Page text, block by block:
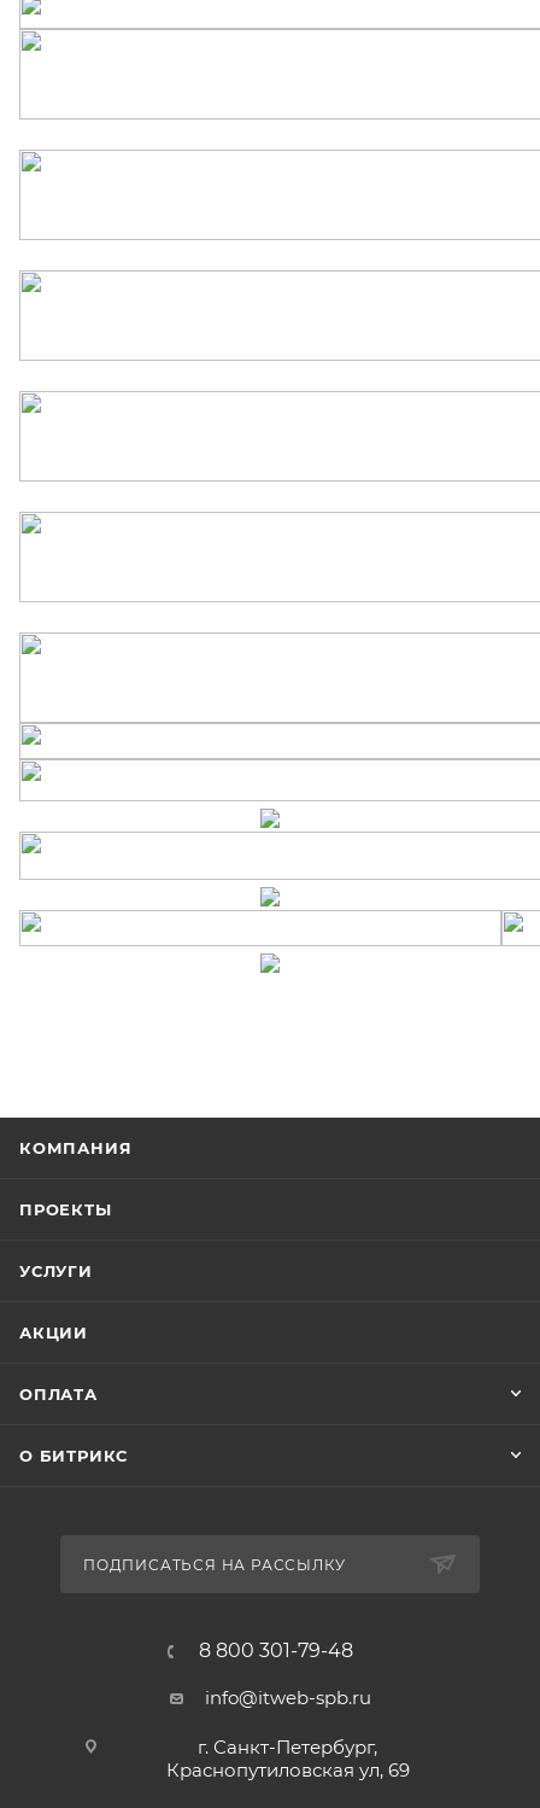
КОМПАНИЯ
ПРОЕКТЫ
УСЛУГИ
АКЦИИ
ОПЛАТА
О БИТРИКС
ПОДПИСАТЬСЯ НА РАССЫЛКУ
8 800 301-79-48
info@itweb-spb.ru
г. Санкт-Петербург,
Краснопутиловская ул, 69